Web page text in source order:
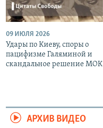
09 ИЮЛЯ 2026
Удары по Киеву, споры о
пацифизме Галяминой и
скандальное решение МОК
АРХИВ ВИДЕО